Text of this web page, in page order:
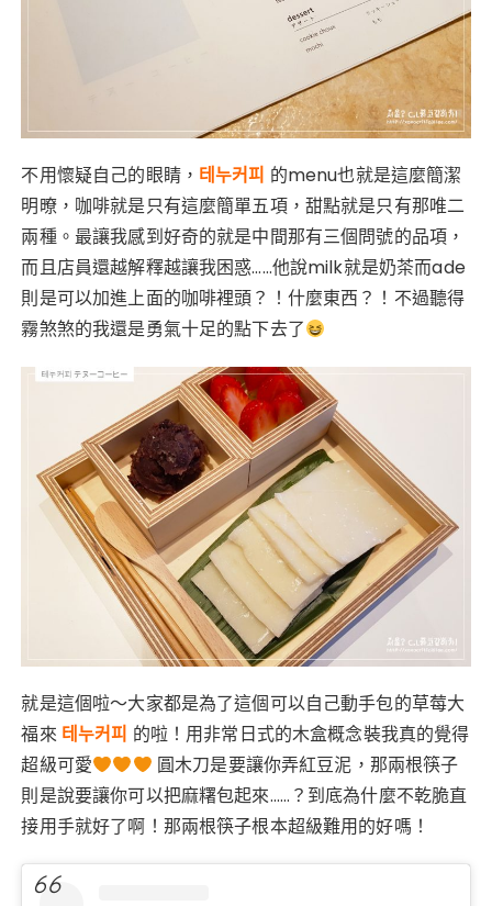
不用懷疑自己的眼睛， 테누커피 的menu也就是這麼簡潔
明暸，咖啡就是只有這麼簡單五項，甜點就是只有那唯二
兩種。最讓我感到好奇的就是中間那有三個問號的品項，
而且店員還越解釋越讓我困惑……他說milk就是奶茶而ade
則是可以加進上面的咖啡裡頭？！什麼東西？！不過聽得
霧煞煞的我還是勇氣十足的點下去了
就是這個啦～大家都是為了這個可以自己動手包的草莓大
福來 테누커피 的啦！用非常日式的木盒概念裝我真的覺得
超級可愛
圓木刀是要讓你弄紅豆泥，那兩根筷子
則是說要讓你可以把麻糬包起來……？到底為什麼不乾脆直
接用手就好了啊！那兩根筷子根本超級難用的好嗎！